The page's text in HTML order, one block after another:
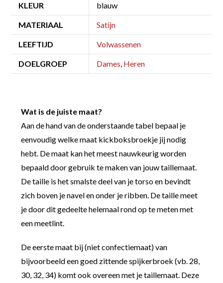
KLEUR blauw
MATERIAAL Satijn
LEEFTIJD Volwassenen
DOELGROEP Dames, Heren
Wat is de juiste maat?
Aan de hand van de onderstaande tabel bepaal je
eenvoudig welke maat kickboksbroekje jij nodig
hebt. De maat kan het meest nauwkeurig worden
bepaald door gebruik te maken van jouw taillemaat.
De taille is het smalste deel van je torso en bevindt
zich boven je navel en onder je ribben. De taille meet
je door dit gedeelte helemaal rond op te meten met
een meetlint.
De eerste maat bij (niet confectiemaat) van
bijvoorbeeld een goed zittende spijkerbroek (vb. 28,
30, 32, 34) komt ook overeen met je taillemaat. Deze